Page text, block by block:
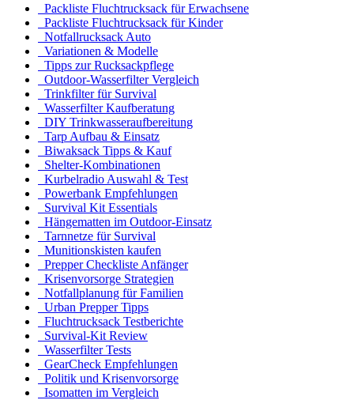
Packliste Fluchtrucksack für Erwachsene
Packliste Fluchtrucksack für Kinder
Notfallrucksack Auto
Variationen & Modelle
Tipps zur Rucksackpflege
Outdoor-Wasserfilter Vergleich
Trinkfilter für Survival
Wasserfilter Kaufberatung
DIY Trinkwasseraufbereitung
Tarp Aufbau & Einsatz
Biwaksack Tipps & Kauf
Shelter-Kombinationen
Kurbelradio Auswahl & Test
Powerbank Empfehlungen
Survival Kit Essentials
Hängematten im Outdoor-Einsatz
Tarnnetze für Survival
Munitionskisten kaufen
Prepper Checkliste Anfänger
Krisenvorsorge Strategien
Notfallplanung für Familien
Urban Prepper Tipps
Fluchtrucksack Testberichte
Survival-Kit Review
Wasserfilter Tests
GearCheck Empfehlungen
Politik und Krisenvorsorge
Isomatten im Vergleich